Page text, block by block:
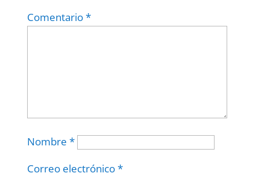
Comentario*
Nombre *
Correo electrónico*